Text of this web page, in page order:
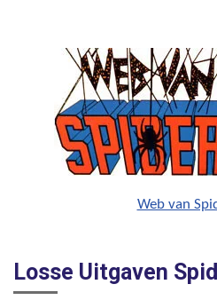
Web van
Losse Uitgaven